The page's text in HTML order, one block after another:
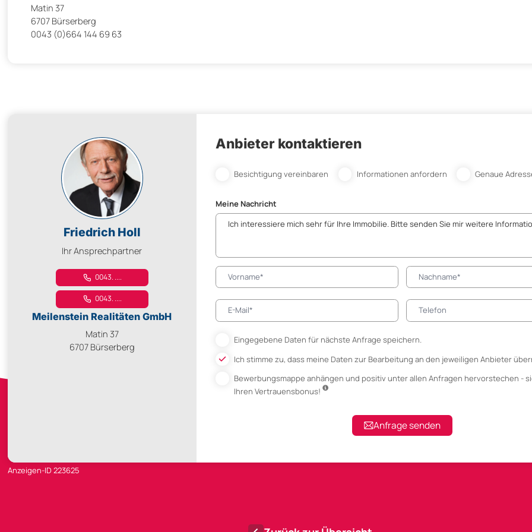
Matin 37
6707 Bürserberg
0043 (0)664 144 69 63
Friedrich Holl
Ihr Ansprechpartner
0043. ....
0043. ....
Meilenstein Realitäten GmbH
Matin 37
6707 Bürserberg
Anbieter kontaktieren
Besichtigung vereinbaren Informationen anfordern Genaue
Meine Nachricht
Eingegebene Daten für nächste Anfrage speichern.
Ich stimme zu, dass meine Daten zur Bearbeitung an den jeweiligen Anbieter
Bewerbungsmappe anhängenund positiv unter allen Anfragen hervorstechen -
Ihren Vertrauensbonus!
Anfrage senden
Anzeigen-ID 223625